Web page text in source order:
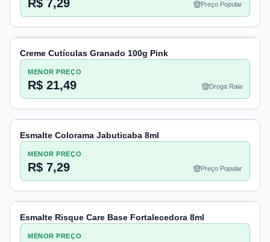
R$ 7,29 Preço Popular
Creme Cutículas Granado 100g Pink
MENOR PREÇO
R$ 21,49 Droga Raia
Esmalte Colorama Jabuticaba 8ml
MENOR PREÇO
R$ 7,29 Preço Popular
Esmalte Risque Care Base Fortalecedora 8ml
MENOR PREÇO